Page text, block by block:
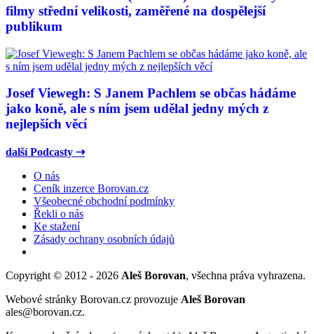
filmy střední velikosti, zaměřené na dospělejší
publikum
Josef Viewegh: S Janem Pachlem se občas hádáme
jako koně, ale s ním jsem udělal jedny mých z
nejlepších věcí
další Podcasty ⇢
O nás
Ceník inzerce Borovan.cz
Všeobecné obchodní podmínky
Řekli o nás
Ke stažení
Zásady ochrany osobních údajů
Copyright © 2012 - 2026 Aleš Borovan, všechna práva vyhrazena.
Webové stránky Borovan.cz provozuje Aleš Borovan
ales@borovan.cz.